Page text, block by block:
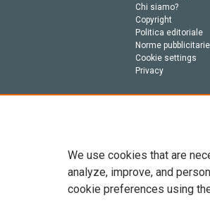
Chi siamo?
Copyright
Politica editoriale
Norme pubblicitarie
Cookie settings
Privacy
Tutto il contenuto
We use cookies that are
analyze, improve, and
cookie preferences using